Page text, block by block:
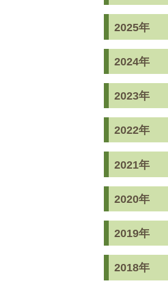
2025年
2024年
2023年
2022年
2021年
2020年
2019年
2018年